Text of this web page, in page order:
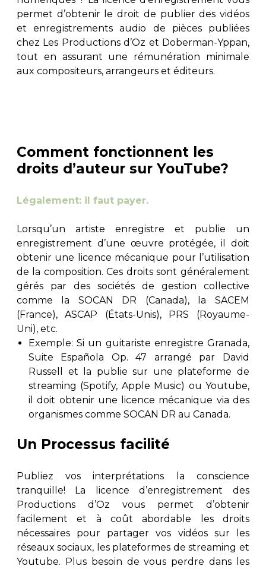
permet d’obtenir le droit de publier des vidéos
et enregistrements audio de pièces publiées
chez Les Productions d’Oz et Doberman-Yppan,
tout en assurant une rémunération minimale
aux compositeurs, arrangeurs et éditeurs.
Comment fonctionnent les
droits d’auteur sur YouTube?
Légalement: il faut payer.
Lorsqu’un artiste enregistre et publie un
enregistrement d’une œuvre protégée, il doit
obtenir une licence mécanique pour l’utilisation
de la composition. Ces droits sont généralement
gérés par des sociétés de gestion collective
comme la SOCAN DR (Canada), la SACEM
(France), ASCAP (États-Unis), PRS (Royaume-
Uni), etc.
Exemple: Si un guitariste enregistre Granada,
Suite Española Op. 47 arrangé par David
Russell et la publie sur une plateforme de
streaming (Spotify, Apple Music) ou Youtube,
il doit obtenir une licence mécanique via des
organismes comme SOCAN DR au Canada.
Un Processus facilité
Publiez vos interprétations la conscience
tranquille! La licence d’enregistrement des
Productions d’Oz vous permet d’obtenir
facilement et à coût abordable les droits
nécessaires pour partager vos vidéos sur les
réseaux sociaux, les plateformes de streaming et
Youtube. Plus besoin de vous perdre dans les